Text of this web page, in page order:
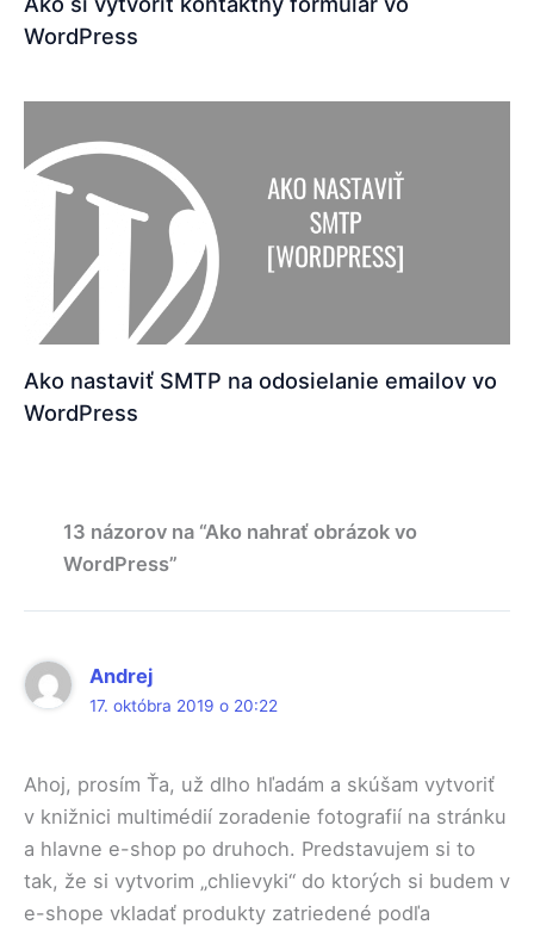
WordPress
Ako nastaviť SMTP na odosielanie emailov vo
WordPress
13 názorov na “Ako nahrať obrázok vo
WordPress”
Andrej
17. októbra 2019 o 20:22
Ahoj, prosím Ťa, už dlho hľadám a skúšam vytvoriť
v knižnici multimédií zoradenie fotografií na stránku
a hlavne e-shop po druhoch. Predstavujem si to
tak, že si vytvorim „chlievyki“ do ktorých si budem v
e-shope vkladať produkty zatriedené podľa